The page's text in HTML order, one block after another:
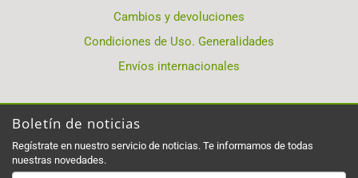
Cambios y devoluciones
Condiciones de Uso. Generalidades
Envíos internacionales
Boletín de noticias
Regístrate en nuestro servicio de noticias. Te informamos de todas
nuestras novedades.